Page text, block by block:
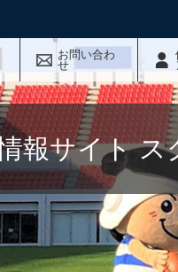
お問い合わ
せ
報サイト ス